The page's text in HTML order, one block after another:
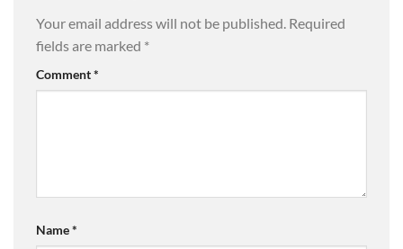
Your email address will not be published. Required
fields are marked *
Comment*
Name*